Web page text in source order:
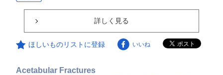
詳しく見る
ほしいものリストに登録 いいね
Acetabular Fractures